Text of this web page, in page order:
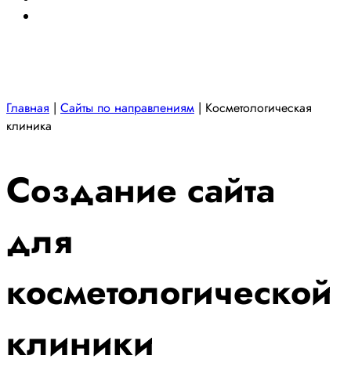
Главная | Сайты по направлениям | Косметологическая
клиника
Создание сайта
для
косметологической
клиники